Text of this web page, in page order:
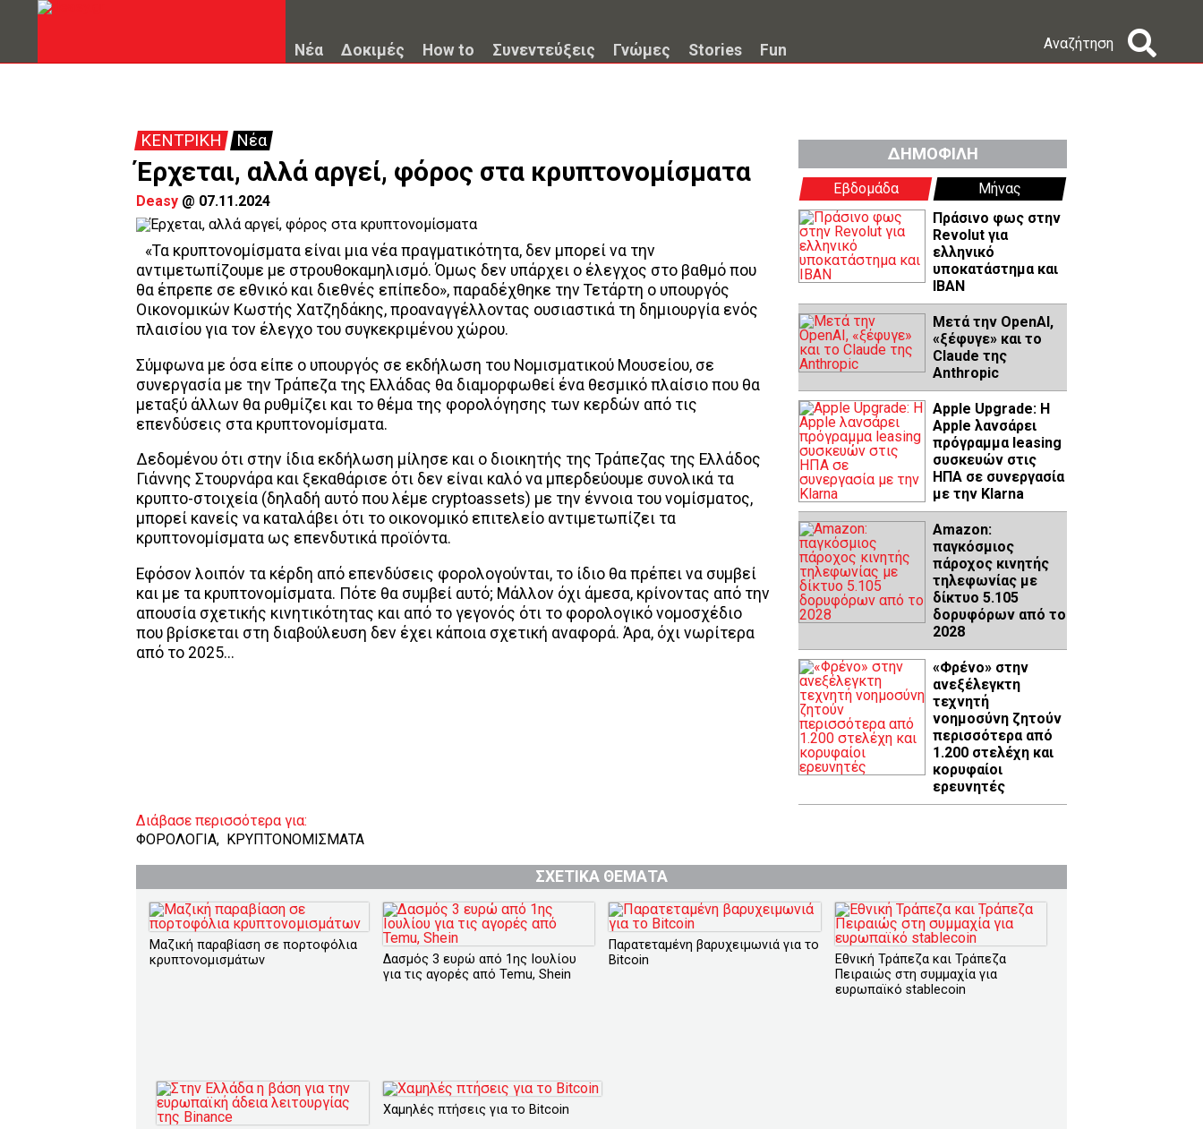
Νέα Δοκιμές How to Συνεντεύξεις Γνώμες Stories Fun Αναζήτηση
ΚΕΝΤΡΙΚΗ Νέα
Έρχεται, αλλά αργεί, φόρος στα κρυπτονομίσματα
Deasy @ 07.11.2024
«Τα κρυπτονομίσματα είναι μια νέα πραγματικότητα, δεν μπορεί να την
αντιμετωπίζουμε με στρουθοκαμηλισμό. Όμως δεν υπάρχει ο έλεγχος στο βαθμό που
θα έπρεπε σε εθνικό και διεθνές επίπεδο», παραδέχθηκε την Τετάρτη ο υπουργός
Οικονομικών Κωστής Χατζηδάκης, προαναγγέλλοντας ουσιαστικά τη δημιουργία ενός
πλαισίου για τον έλεγχο του συγκεκριμένου χώρου.
Σύμφωνα με όσα είπε ο υπουργός σε εκδήλωση του Νομισματικού Μουσείου, σε
συνεργασία με την Τράπεζα της Ελλάδας θα διαμορφωθεί ένα θεσμικό πλαίσιο που θα
μεταξύ άλλων θα ρυθμίζει και το θέμα της φορολόγησης των κερδών από τις
επενδύσεις στα κρυπτονομίσματα.
Δεδομένου ότι στην ίδια εκδήλωση μίλησε και ο διοικητής της Τράπεζας της Ελλάδος
Γιάννης Στουρνάρα και ξεκαθάρισε ότι δεν είναι καλό να μπερδεύουμε συνολικά τα
κρυπτο-στοιχεία (δηλαδή αυτό που λέμε cryptoassets) με την έννοια του νομίσματος,
μπορεί κανείς να καταλάβει ότι το οικονομικό επιτελείο αντιμετωπίζει τα
κρυπτονομίσματα ως επενδυτικά προϊόντα.
Εφόσον λοιπόν τα κέρδη από επενδύσεις φορολογούνται, το ίδιο θα πρέπει να συμβεί
και με τα κρυπτονομίσματα. Πότε θα συμβεί αυτό; Μάλλον όχι άμεσα, κρίνοντας από την
απουσία σχετικής κινητικότητας και από το γεγονός ότι το φορολογικό νομοσχέδιο
που βρίσκεται στη διαβούλευση δεν έχει κάποια σχετική αναφορά. Άρα, όχι νωρίτερα
από το 2025...
ΔΗΜΟΦΙΛΗ
Εβδομάδα
Μήνας
Πράσινο φως στην
Revolut για
ελληνικό
υποκατάστημα και
IBAN
Μετά την OpenAI,
«ξέφυγε» και το
Claude της
Anthropic
Apple Upgrade: Η
Apple λανσάρει
πρόγραμμα leasing
συσκευών στις
ΗΠΑ σε συνεργασία
με την Klarna
Amazon:
παγκόσμιος
πάροχος κινητής
τηλεφωνίας με
δίκτυο 5.105
δορυφόρων από το
2028
«Φρένο» στην
ανεξέλεγκτη
τεχνητή
νοημοσύνη ζητούν
περισσότερα από
1.200 στελέχη και
κορυφαίοι
ερευνητές
Διάβασε περισσότερα για:
ΦΟΡΟΛΟΓΙΑ, ΚΡΥΠΤΟΝΟΜΙΣΜΑΤΑ
ΣΧΕΤΙΚΑ ΘΕΜΑΤΑ
Μαζική παραβίαση σε πορτοφόλια
κρυπτονομισμάτων
Δασμός 3 ευρώ από 1ης Ιουλίου
για τις αγορές από Temu, Shein
Παρατεταμένη βαρυχειμωνιά για το
Bitcoin
Εθνική Τράπεζα και Τράπεζα
Πειραιώς στη συμμαχία για
ευρωπαϊκό stablecoin
Χαμηλές πτήσεις για το Bitcoin